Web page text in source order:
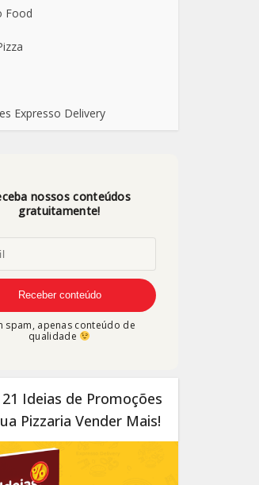
Food
Expresso Delivery
nossos conteúdos
gratuitamente!
spam, apenas conteúdo de
qualidade
Ideias de Promoções
Pizzaria Vender Mais!